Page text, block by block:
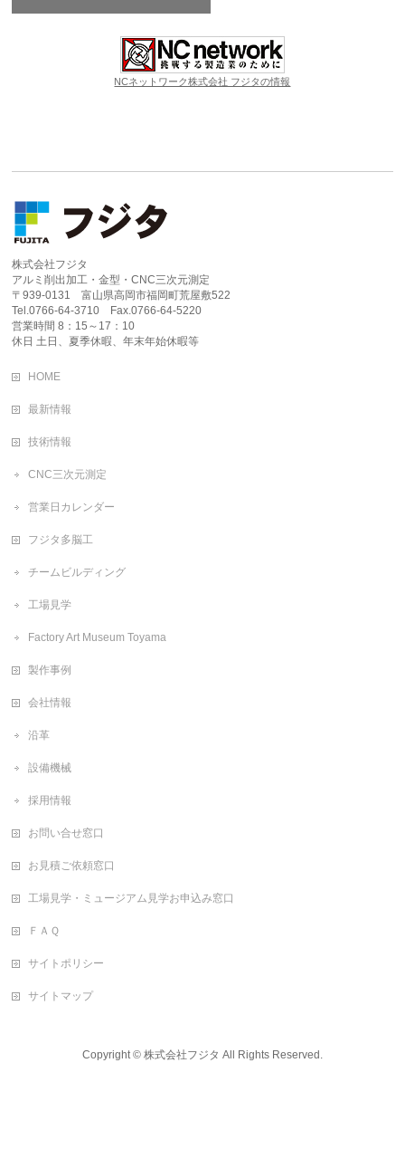
NCネットワーク株式会社 フジタの情報
株式会社フジタ
アルミ削出加工・金型・CNC三次元測定
〒939-0131 富山県高岡市福岡町荒屋敷522
Tel.0766-64-3710 Fax.0766-64-5220
営業時間 8：15～17：10
休日 土日、夏季休暇、年末年始休暇等
HOME
最新情報
技術情報
CNC三次元測定
営業日カレンダー
フジタ多脳工
チームビルディング
工場見学
Factory Art Museum Toyama
製作事例
会社情報
沿革
設備機械
採用情報
お問い合せ窓口
お見積ご依頼窓口
工場見学・ミュージアム見学お申込み窓口
ＦＡＱ
サイトポリシー
サイトマップ
Copyright © 株式会社フジタ All Rights Reserved.